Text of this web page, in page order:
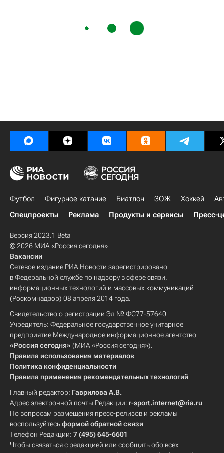
Футбол Фигурное катание Биатлон ЗОЖ Хоккей
Спецпроекты
Реклама Продукты и сервисы Пресс-
Версия 2023.1 Beta
© 2026 МИА «Россия сегодня»
Вакансии
Сетевое издание РИА Новости зарегистрировано
в Федеральной службе по надзору в сфере связи,
информационных технологий и массовых коммуникаций
(Роскомнадзор) 08 апреля 2014 года.
Свидетельство о регистрации Эл № ФС77-57640
Учредитель: Федеральное государственное унитарное
предприятие Международное информационное агентство
«Россия сегодня» (МИА «Россия сегодня»).
Правила использования материалов
Политика конфиденциальности
Правила применения рекомендательных технологий
Главный редактор: Гаврилова А.В.
Адрес электронной почты Редакции: r-sport.internet@ria.ru
По вопросам размещения пресс-релизов и рекламы
воспользуйтесьформой обратной связи
Телефон Редакции: 7 (495) 645-6601
Чтобы связаться с редакцией или сообщить обо всех